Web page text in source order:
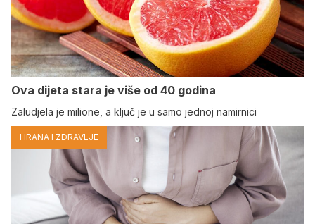
Ova dijeta stara je više od 40 godina
Zaludjela je milione, a ključ je u samo jednoj namirnici
HRANA I ZDRAVLJE